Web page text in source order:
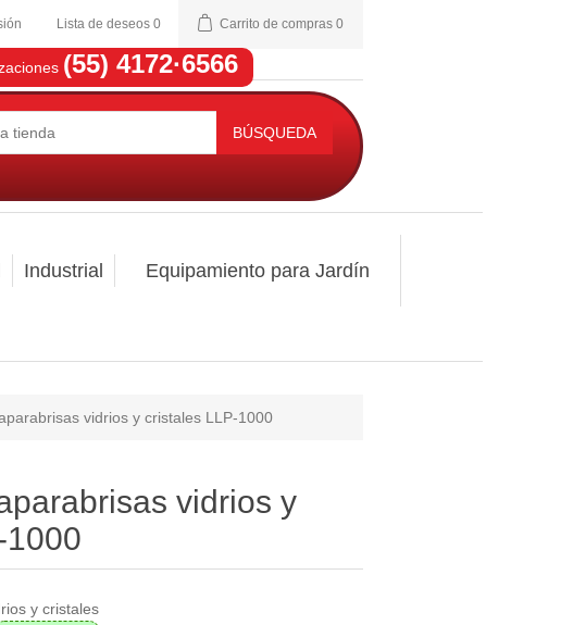
Lista de deseos 0 Carrito de compras 0
(55) 4172·6566
BÚSQUEDA
Industrial Equipamiento para Jardín
vidrios y cristales LLP-1000
vidrios y
y cristales